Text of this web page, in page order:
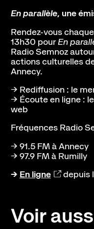
En parallèle, une
Rendez-vous
13h30 pourEn
Radio Semnoz
actions culturelles
Annecy.
→ Rediffusion : le
→ Écoute en ligne :
web
Fréquences Radio
→ 91.5 FM à Annecy
→ 97.9 FM à Rumilly
→ En ligne depuis
Voir